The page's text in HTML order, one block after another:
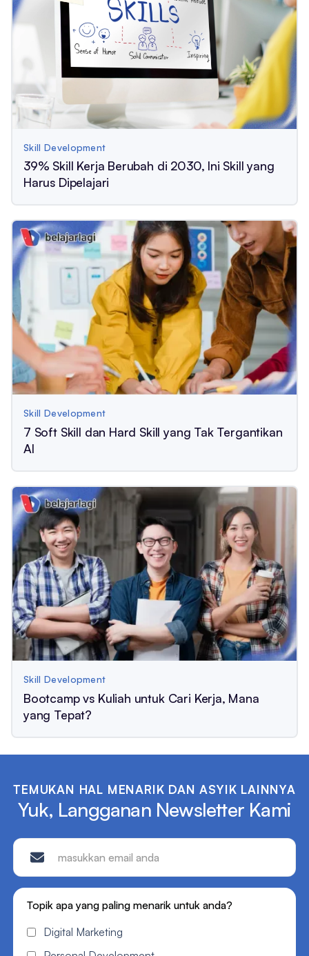
Skill Development
39% Skill Kerja Berubah di 2030, Ini Skill yang
Harus Dipelajari
Skill Development
7 Soft Skill dan Hard Skill yang Tak Tergantikan
AI
Skill Development
Bootcamp vs Kuliah untuk Cari Kerja, Mana
yang Tepat?
TEMUKAN HAL MENARIK DAN ASYIK LAINNYA
Yuk, Langganan Newsletter Kami
Topik apa yang paling menarik untuk anda?
Digital Marketing